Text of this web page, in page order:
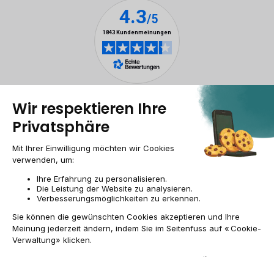
Rechtliche Hinweise
Cookie-Verwaltung
Allgemeine Geschäftsbedingungen
Personenbezogener daten
Webseite der Recommerce Group
CH-DE | CHF
© 2009-2026 RECOMMERCE - Alle Rechte vorbehalten.